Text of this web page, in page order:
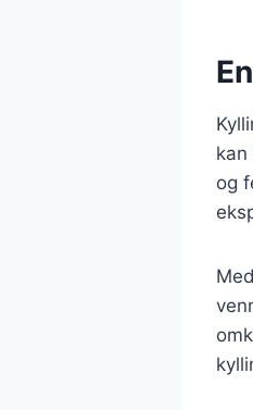
og